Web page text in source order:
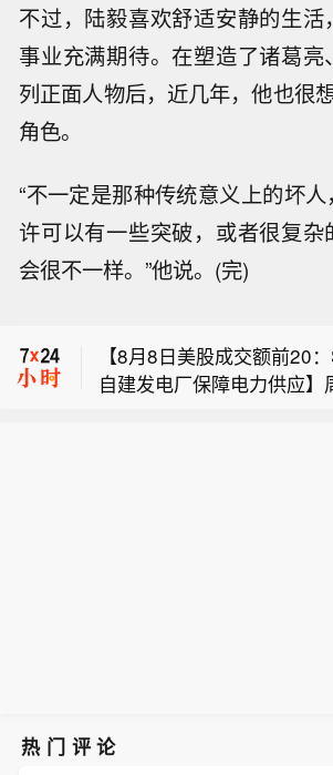
不过，陆毅喜欢舒适安静的生活
事业充满期待。在塑造了诸葛亮
列正面人物后，近几年，他也很
角色。
“不一定是那种传统意义上的坏
许可以有一些突破，或者很复
会很不一样。”他说。(完)
【8月8日美股成交额前20
自建发电厂保障电力供应】
交额第1名SpaceX收高
00.16亿美元。据报道，
提供电力支持。本周早些
X负责能源和数据中心开发
特朗普：希望参议院能够通
学体育法案》。
类、A类、I类股份发行申
未披露。
【8月8日美股成交额前20
自建发电厂保障电力供应】
需要着手建设基础设施和地
热门评论